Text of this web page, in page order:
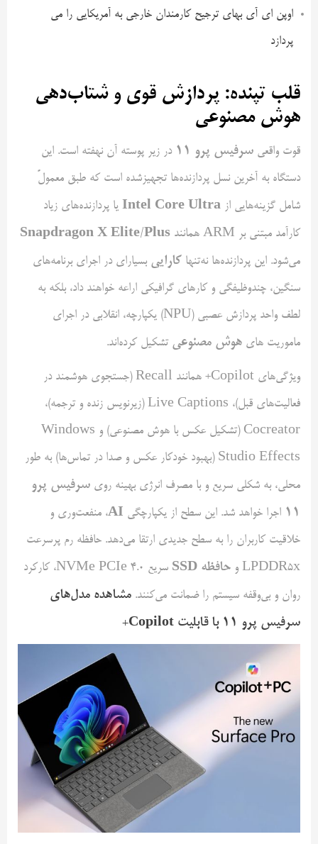
اوپن ای آی بهای ترجیح کارمندان خارجی به آمریکایی را می
پردازد
قلب تپنده: پردازش قوی و شتاب‌دهی
هوش مصنوعی
قوت واقعی سرفیس پرو ۱۱ در زیر پوسته آن نهفته است. این
دستگاه به آخرین نسل پردازنده‌ها تجهیزشده است که طبق معمولً
شامل گزینه‌هایی از Intel Core Ultra یا پردازنده‌های زیاد
کارآمد مبتنی بر ARM همانند
Snapdragon X Elite/Plus
می‌شود. این پردازنده‌ها نه‌تنها کارایی بسیار‌ای در اجرای برنامه‌های
سنگین، چندوظیفگی و کارهای گرافیکی اراعه خواهند داد، بلکه به
لطف واحد پردازش عصبی (NPU) یکپارچه، انقلابی در اجرای
ماموریت های هوش مصنوعی تشکیل کرده‌اند.
ویژگی‌های Copilot+ همانند Recall (جستجوی هوشمند در
فعالیت‌های قبل)، Live Captions (زیرنویس زنده و ترجمه)،
Cocreator (تشکیل عکس با هوش مصنوعی) و Windows
Studio Effects (بهبود خودکار عکس و صدا در تماس‌ها) به طور
محلی، به شکلی سریع و با مصرف انرژی بهینه روی سرفیس پرو
۱۱ اجرا خواهد شد. این سطح از یکپارچگی AI، منفعت‌وری و
خلاقیت کاربران را به سطح جدیدی ارتقا می‌دهد. حافظه رم پرسرعت
LPDDR5x و
حافظه SSD
سریع NVMe PCIe 4.0، کارکرد
روان و بی‌وقفه سیستم را ضمانت می‌کنند. مشاهده مدل‌های
سرفیس پرو ۱۱ با قابلیت Copilot
+